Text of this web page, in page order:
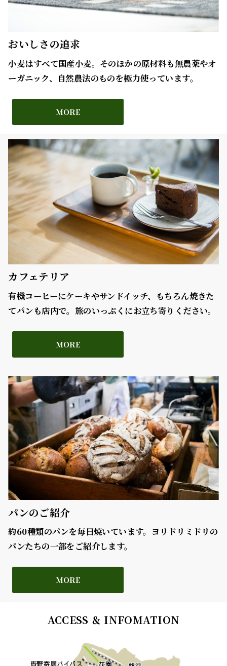
おいしさの追求
小麦はすべて国産小麦。そのほかの原材料も無農薬やオ
ーガニック、自然農法のものを極力使っています。
MORE
カフェテリア
有機コーヒーにケーキやサンドイッチ、もちろん焼きた
てパンも店内で。旅のいっぷくにお立ち寄りください。
MORE
パンのご紹介
約60種類のパンを毎日焼いています。ヨリドリミドリの
パンたちの一部をご紹介します。
MORE
ACCESS ＆ INFOMATION